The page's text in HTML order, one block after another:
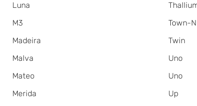
Luna
M3
Madeira
Malva
Mateo
Merida
Town-N
Twin
Uno
Uno
Up